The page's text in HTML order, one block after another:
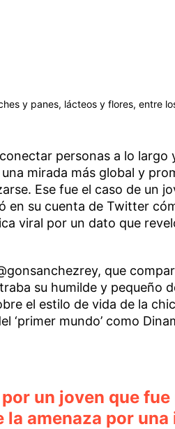
y panes, lácteos y flores, entre
personas a lo largo
mirada más global y
Ese fue el caso de un
en su cuenta de Twitter
viral por un dato que
que
su humilde y pequeño
el estilo de vida de la
‘primer mundo’ como
un joven que fue
la amenaza por